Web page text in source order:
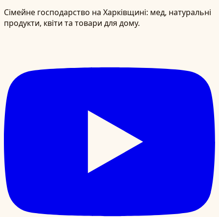
Сімейне господарство на Харківщині: мед, натуральні
продукти, квіти та товари для дому.